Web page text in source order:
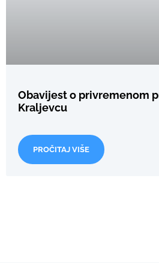
Obavijest o privremenom
Kraljevcu
PROČITAJ VIŠE